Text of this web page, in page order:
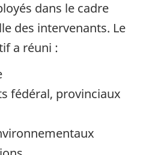
dans le cadre
des intervenants. Le
a réuni :
fédéral, provinciaux